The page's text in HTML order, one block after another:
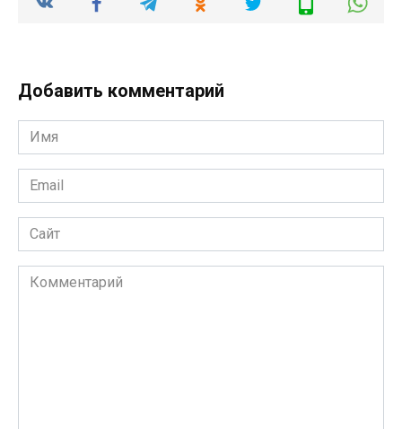
Добавить комментарий
Имя
*
Email
*
Сайт
Комментарий